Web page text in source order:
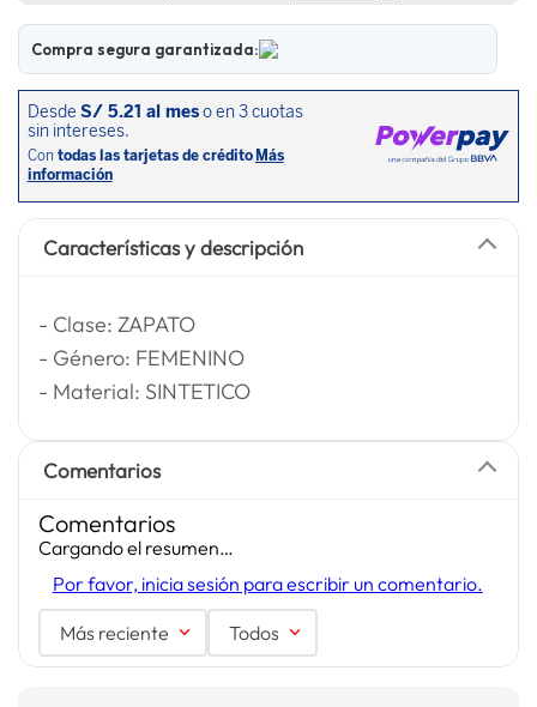
Compra segura garantizada:
Características y descripción
- Clase: ZAPATO
- Género: FEMENINO
- Material: SINTETICO
Comentarios
Comentarios
Cargando el resumen…
Por favor, inicia sesión para escribir un comentario.
Más reciente Todos